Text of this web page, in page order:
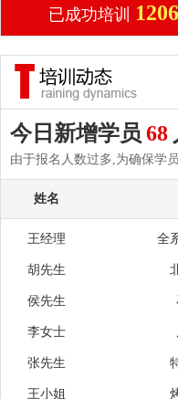
已成功培训
今日新增学员 68
由于报名人数过多,为确保学
姓名
李女士
张先生
王小姐
江经理 全
阚先生
赵女士
王经理 全
胡先生
侯先生
李女士
张先生
王小姐